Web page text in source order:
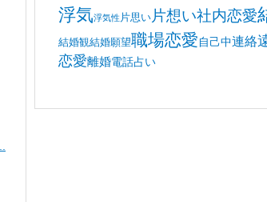
浮気浮気性 片思い 片想い社内恋愛
結婚観結婚願望職場恋愛自己中連絡
恋愛離婚電話占い